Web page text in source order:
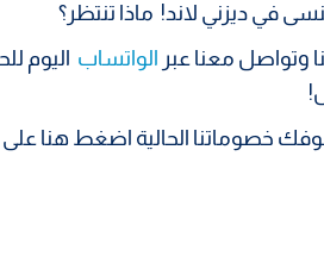
في ديزني لاند! ماذا تنتظر؟
وتواصل معنا عبر الواتساب اليوم
خصوماتنا الحالية اضغط هنا على